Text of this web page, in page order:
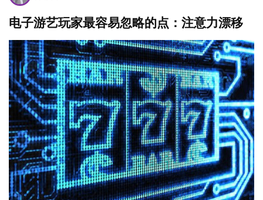
电子游艺玩家最容易忽略的点：注意力漂移